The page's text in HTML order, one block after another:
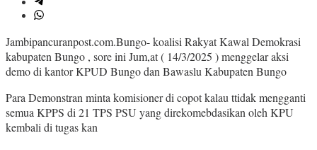
Jambipancuranpost.com.Bungo- koalisi Rakyat Kawal Demokrasi
kabupaten Bungo , sore ini Jum,at ( 14/3/2025 ) menggelar aksi
demo di kantor KPUD Bungo dan Bawaslu Kabupaten Bungo
Para Demonstran minta komisioner di copot kalau ttidak mengganti
semua KPPS di 21 TPS PSU yang direkomebdasikan oleh KPU
kembali di tugas kan